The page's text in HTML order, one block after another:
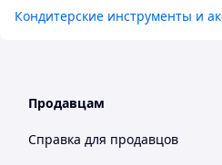
Кондитерские инструменты и
Продавцам
Справка для продавцов